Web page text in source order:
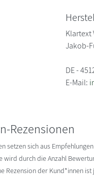
Klartext
Jakob-
DE -
E-Mail:
Rezensionen
setzen sich aus
wird durch die Anzahl
Rezension der Kund*innen